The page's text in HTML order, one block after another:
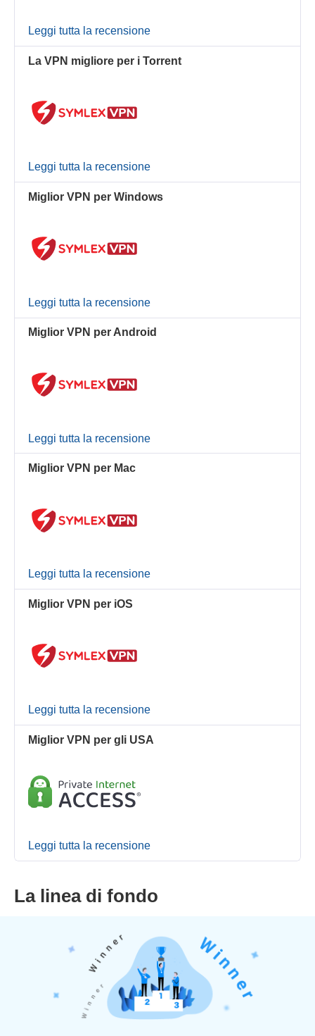
Leggi tutta la recensione
La VPN migliore per i Torrent
Leggi tutta la recensione
Miglior VPN per Windows
Leggi tutta la recensione
Miglior VPN per Android
Leggi tutta la recensione
Miglior VPN per Mac
Leggi tutta la recensione
Miglior VPN per iOS
Leggi tutta la recensione
Miglior VPN per gli USA
Leggi tutta la recensione
La linea di fondo